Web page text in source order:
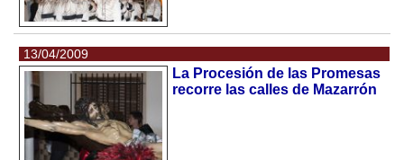
13/04/2009
La Procesión de las Promesas
recorre las calles de Mazarrón